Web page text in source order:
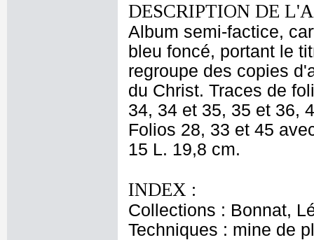
DESCRIPTION DE
Album semi-factice,
bleu foncé, portant le
regroupe des copies
du Christ. Traces de
34, 34 et 35, 35 et 36,
Folios 28, 33 et 45
15 L. 19,8 cm.
INDEX :
Collections : Bonnat,
Techniques : mine de